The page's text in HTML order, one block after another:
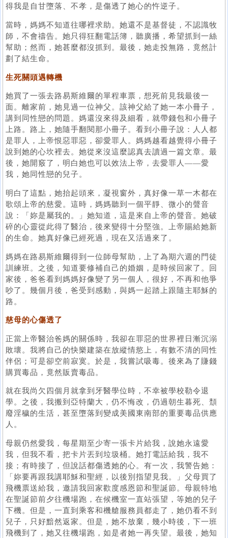
得我是自甘墮落、不孝，是傷透了她心的忤逆子。
當時，媽媽不知道往哪裡求助。她還不是基督徒，不認識牧
師，不會禱告。她只得狂翻電話簿，聽廣播，希望抓到一絲
幫助；然而，她甚麼都沒抓到。最後，她走投無路，竟然計
劃了結生命。
生死關頭遇轉機
她買了一張去路易斯維爾的單程車票，想死前見我最後一
面。離家前，她見過一位神父。該神父給了她一本小冊子，
講到同性戀的問題。媽還沒來得及細看，就帶錢包和小冊子
上路。路上，她隨手翻閱那小冊子。看到小冊子說：人人都
是罪人，上帝恨惡罪惡，卻愛罪人。媽媽越看越覺得小冊子
說到她的心坎裡去。她從來沒這麼認真去讀過一篇文章。最
後，她開竅了，明白她也可以效法上帝，去愛罪人——愛
我，她同性戀的兒子。
明白了這點，她抬起頭來，凝視窗外，真好像一草一木都在
歌頌上帝的慈愛。這時，媽媽聽到一個平靜、微小的聲音
說：「妳是屬我的。」她知道，這是來自上帝的聲音。她破
碎的心靈從此得了醫治，後來變得十分堅強。上帝賜給她新
的生命。她真好像已經死過，現在又活過來了。
媽媽在路易斯維爾得到一位師母幫助，上了為期六週的門徒
訓練班。之後，知道要修補自己的婚姻，是時候回家了。回
家後，爸爸看到媽媽好像變了另一個人，很好，不再和他爭
吵了。幾個月後，爸受到感動，與媽一起踏上跟隨主耶穌的
路。
慈母的心傷透了
正當上帝醫治爸媽的關係時，我卻在罪惡的世界裡日漸沉溺
敗壞。我將自己的快樂建築在放縱情慾上，有數不清的同性
伴侶；可是卻空前寂寞。於是，我嘗試吸毒。後來為了賺錢
購買毒品，竟然販賣毒品。
就在我尚欠四個月就拿到牙醫學位時，不幸被學校勒令退
學。之後，我搬到亞特蘭大，仍不悔改，仍過朝生暮死、頹
廢淫穢的生活，甚至墮落到變成美國東南部的重要毒品供應
人。
母親仍然愛我，每星期至少寄一張卡片給我，說她永遠愛
我，但我不看，把卡片丟到垃圾桶。她打電話給我，我不
接；有時接了，但說話都傷透她的心。有一次，我警告她：
「妳要再跟我講耶穌和聖經，以後別指望見我。」父母買了
飛機票送給我，邀請我回家歡度感恩節和聖誕節。母親特地
在聖誕節前夕往機場跑，在候機室一直站張望，等她的兒子
下機。但是，一直到乘客和機艙服務員都走了，她仍看不到
兒子，只好黯然返家。但是，她不放棄，幾小時後，下一班
飛機到了，她又往機場跑，如是者她一再失望。最後，她知